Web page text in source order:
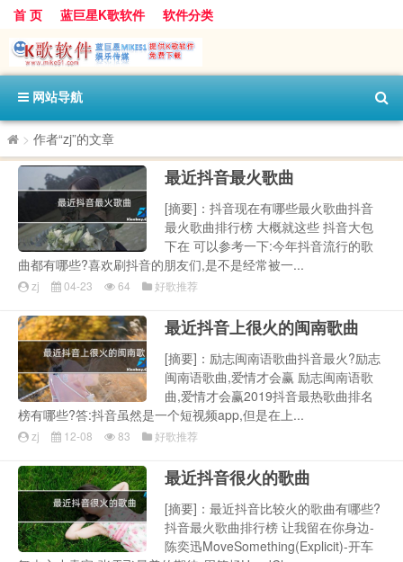
首 页 蓝巨星K歌软件 软件分类
网站导航
> 作者“zj”的文章
最近抖音最火歌曲
[摘要]：抖音现在有哪些最火歌曲抖音
最火歌曲排行榜 大概就这些 抖音大包
下在 可以参考一下:今年抖音流行的歌
曲都有哪些?喜欢刷抖音的朋友们,是不是经常被一...
zj 04-23 64 好歌推荐
最近抖音上很火的闽南歌曲
[摘要]：励志闽南语歌曲抖音最火?励志
闽南语歌曲,爱情才会赢 励志闽南语歌
曲,爱情才会赢2019抖音最热歌曲排名
榜有哪些?答:抖音虽然是一个短视频app,但是在上...
zj 12-08 83 好歌推荐
最近抖音很火的歌曲
[摘要]：最近抖音比较火的歌曲有哪些?
抖音最火歌曲排行榜 让我留在你身边-
陈奕迅MoveSomething(Explicit)-开车